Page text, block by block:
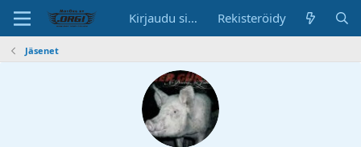
Kirjaudu sisään Rekisteröidy
Jäsenet